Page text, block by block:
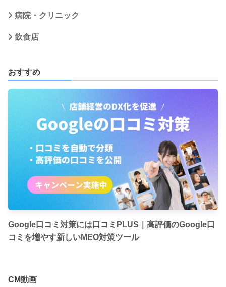
病院・クリニック
飲食店
おすすめ
Google口コミ対策には口コミPLUS｜高評価のGoogle口
コミを増やす新しいMEO対策ツール
CM動画